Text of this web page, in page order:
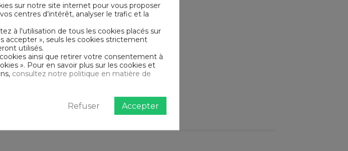
clients
Écrire un avis
sur notre site internet pour vous proposer
centres d’intérêt, analyser le trafic et la
à l'utilisation de tous les cookies placés sur
accepter », seuls les cookies strictement
utilisés.
ainsi que retirer votre consentement à
». Pour en savoir plus sur les cookies et
consultez notre politique en matière de
Accepter
Refuser